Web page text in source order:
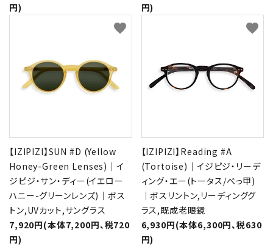
円)
円)
【IZIPIZI】SUN #D (Yellow
Honey-Green Lenses)｜イ
ジピジ・サン・ディー(イエロー
ハニー-グリーンレンズ)｜ボス
トン,UVカット,サングラス
7,920円(本体7,200円、税720
円)
favorite
【IZIPIZI】Reading #A
(Tortoise)｜イジピジ・リーデ
ィング・エー(トータス/べっ甲)
｜ボスリントン,リーディンググ
ラス,既成老眼鏡
6,930円(本体6,300円、税630
円)
favorite